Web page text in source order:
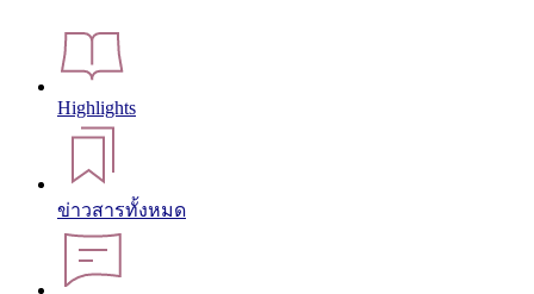
Highlights
ข่าวสารทั้งหมด